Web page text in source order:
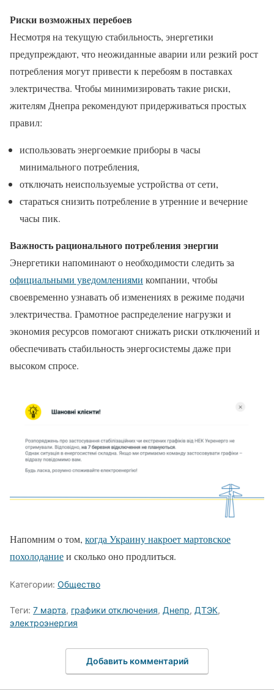
Риски возможных перебоев
Несмотря на текущую стабильность, энергетики
предупреждают, что неожиданные аварии или резкий рост
потребления могут привести к перебоям в поставках
электричества. Чтобы минимизировать такие риски,
жителям Днепра рекомендуют придерживаться простых
правил:
использовать энергоемкие приборы в часы
минимального потребления,
отключать неиспользуемые устройства от сети,
стараться снизить потребление в утренние и вечерние
часы пик.
Важность рационального потребления энергии
Энергетики напоминают о необходимости следить за
официальными уведомлениями компании, чтобы
своевременно узнавать об изменениях в режиме подачи
электричества. Грамотное распределение нагрузки и
экономия ресурсов помогают снижать риски отключений и
обеспечивать стабильность энергосистемы даже при
высоком спросе.
Напомним о том, когда Украину накроет мартовское
похолоданиеи сколько оно продлиться.
Категории: Общество
Теги: 7 марта, графики отключения, Днепр, ДТЭК,
электроэнергия
Добавить комментарий